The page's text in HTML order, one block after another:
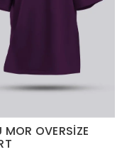
MOR OVERSİZE